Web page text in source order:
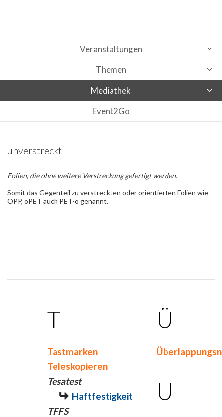
Veranstaltungen
Themen
Mediathek
Event2Go
unverstreckt
Folien, die ohne weitere Verstreckung gefertigt werden.
Somit das Gegenteil zu verstreckten oder orientierten Folien wie
OPP, oPET auch PET-o genannt.
T
Tastmarken
Teleskopieren
Tesatest
Haftfestigkeit
TFFS
Ü
U